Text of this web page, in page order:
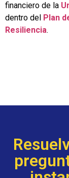
financiero de la
dentro del Plan
Resiliencia.